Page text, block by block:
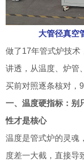
大管径真空
做了17年管式炉技术
讲透，从温度、炉管
买前对照逐条核对，
一、温度硬指标：别
性才是核心
温度是管式炉的灵魂
度差一大截，直接导